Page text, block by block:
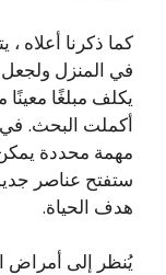
كما ذكرنا أعلاه
في المنزل ولجعل
يكلف مبلغًا
أكملت البحث.
مهمة محددة يمكن
ستفتح عناصر
هدف الحياة.
يُنظر إلى أمراض